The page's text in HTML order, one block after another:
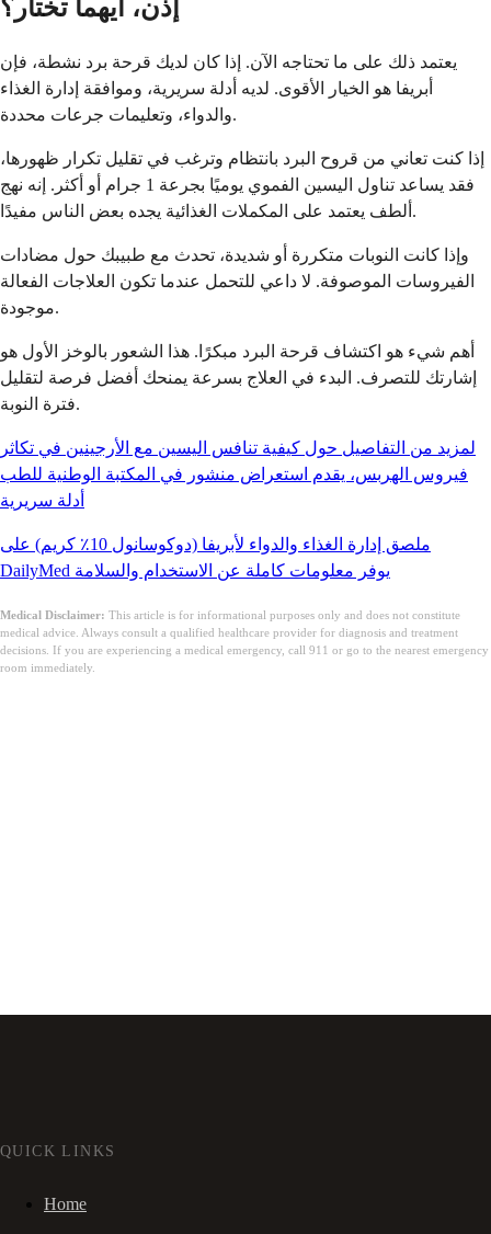
إذن، أيهما تختار؟
يعتمد ذلك على ما تحتاجه الآن. إذا كان لديك قرحة برد نشطة، فإن
أبريفا هو الخيار الأقوى. لديه أدلة سريرية، وموافقة إدارة الغذاء
والدواء، وتعليمات جرعات محددة.
إذا كنت تعاني من قروح البرد بانتظام وترغب في تقليل تكرار ظهورها،
فقد يساعد تناول اليسين الفموي يوميًا بجرعة 1 جرام أو أكثر. إنه نهج
ألطف يعتمد على المكملات الغذائية يجده بعض الناس مفيدًا.
وإذا كانت النوبات متكررة أو شديدة، تحدث مع طبيبك حول مضادات
الفيروسات الموصوفة. لا داعي للتحمل عندما تكون العلاجات الفعالة
موجودة.
أهم شيء هو اكتشاف قرحة البرد مبكرًا. هذا الشعور بالوخز الأول هو
إشارتك للتصرف. البدء في العلاج بسرعة يمنحك أفضل فرصة لتقليل
فترة النوبة.
لمزيد من التفاصيل حول كيفية تنافس اليسين مع الأرجينين في تكاثر
فيروس الهربس، يقدم استعراض منشور في المكتبة الوطنية للطب
أدلة سريرية
ملصق إدارة الغذاء والدواء لأبريفا (دوكوسانول 10٪ كريم) على
DailyMed يوفر معلومات كاملة عن الاستخدام والسلامة
Medical Disclaimer: This article is for informational purposes only and does not constitute
medical advice. Always consult a qualified healthcare provider for diagnosis and treatment
decisions. If you are experiencing a medical emergency, call 911 or go to the nearest emergency
room immediately.
QUICK LINKS
Home